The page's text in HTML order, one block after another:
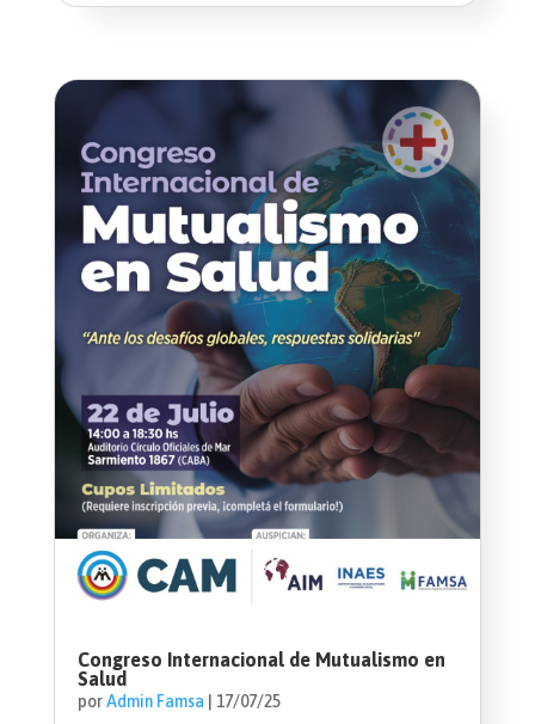
Congreso Internacional de Mutualismo en
Salud
porAdmin Famsa
17/07/25